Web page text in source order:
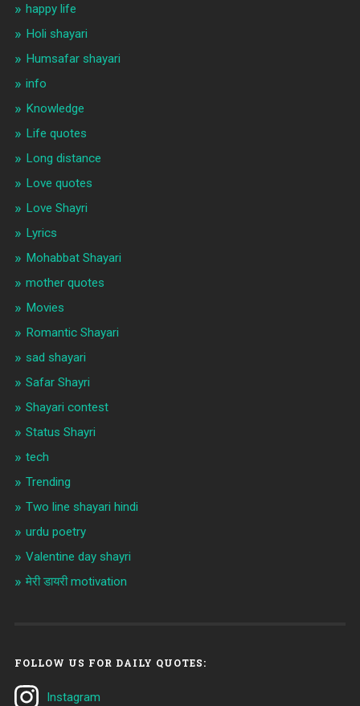
happy life
Holi shayari
Humsafar shayari
info
Knowledge
Life quotes
Long distance
Love quotes
Love Shayri
Lyrics
Mohabbat Shayari
mother quotes
Movies
Romantic Shayari
sad shayari
Safar Shayri
Shayari contest
Status Shayri
tech
Trending
Two line shayari hindi
urdu poetry
Valentine day shayri
मेरी डायरी motivation
FOLLOW US FOR DAILY QUOTES:
Instagram